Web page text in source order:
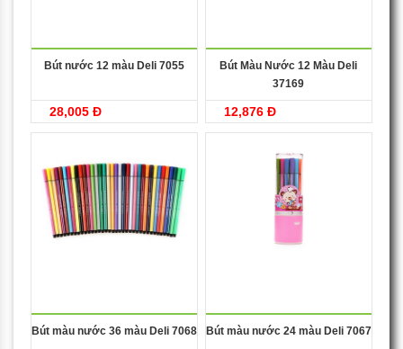
Bút nước 12 màu Deli 7055
28,005 Đ
Bút Màu Nước 12 Màu Deli
37169
12,876 Đ
Bút màu nước 36 màu Deli 7068 Bút màu nước 24 màu Deli 7067